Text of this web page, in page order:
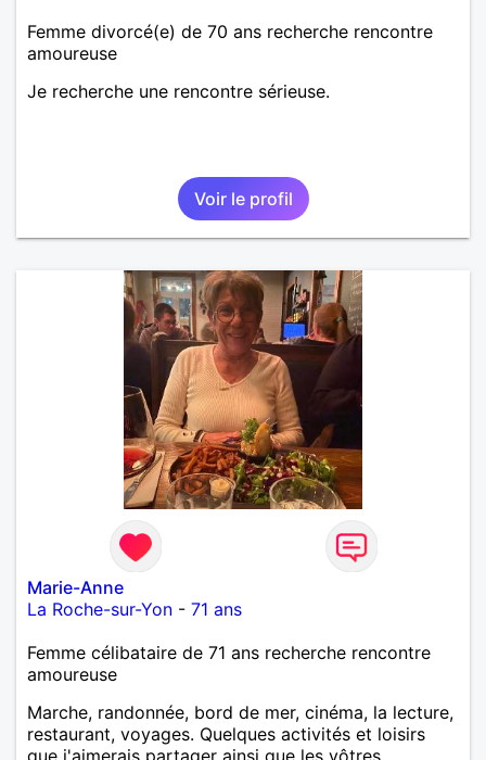
Femme divorcé(e) de 70 ans recherche rencontre
amoureuse
Je recherche une rencontre sérieuse.
Voir le profil
Marie-Anne
La Roche-sur-Yon - 71 ans
Femme célibataire de 71 ans recherche rencontre
amoureuse
Marche, randonnée, bord de mer, cinéma, la lecture,
restaurant, voyages. Quelques activités et loisirs
que j'aimerais partager ainsi que les vôtres.